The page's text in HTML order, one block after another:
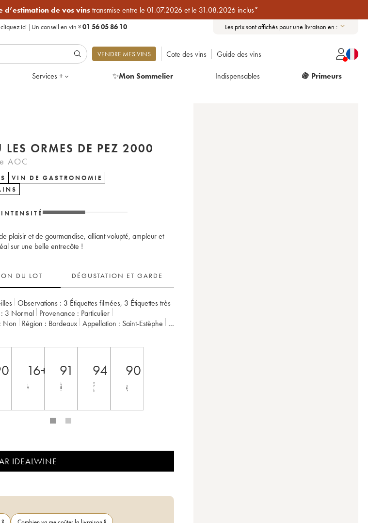
de vos vinstransmise entre le 01.07.2026 et le 31.08.2026 inclus*
cliquez ici | Un conseil en vin ?01 56 05 86 10 Les prix sont affichés pour une livraison en :
VENDRE MES VINS Cote des vins Guide des vins
Services + ✨Mon Sommelier Indispensables 🍇 Primeurs
CHÂTEAU LES ORMES DE PEZ 2000
AOC
VIN DE GASTRONOMIE
INTENSITÉ
plaisir et de gourmandise, alliant volupté, ampleur et
sur une belle entrecôte !
DU LOT DÉGUSTATION ET GARDE
Observations : 3 Étiquettes filmées, 3 Étiquettes très
3 Normal Provenance : particulier
non Région : Bordeaux Appellation :
Saint-Estèphe
16+ 91 94 90
IDEALWINE